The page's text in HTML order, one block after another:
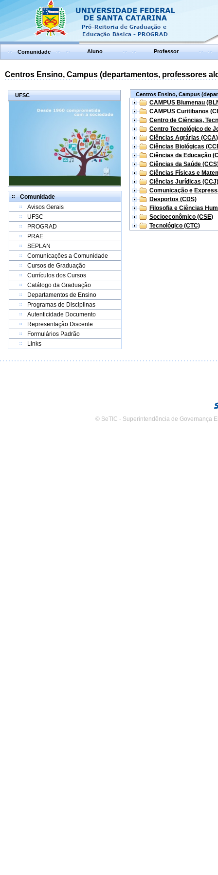
Comunidade Aluno Professor
Centros Ensino, Campus (departamentos, professores
UFSC
Comunidade
Avisos Gerais
UFSC
PROGRAD
PRAE
SEPLAN
Comunicações a Comunidade
Cursos de Graduação
Currículos dos Cursos
Catálogo da Graduação
Departamentos de Ensino
Programas de Disciplinas
Autenticidade Documento
Representação Discente
Formulários Padrão
Links
Centros Ensino, Campus
CAMPUS Blumenau
CAMPUS Curitibanos
Centro de Ciências,
Centro Tecnológico de
Ciências Agrárias (CCA)
Ciências Biológicas
Ciências da Educação
Ciências da Saúde
Ciências Físicas e
Ciências Jurídicas (CCJ)
Comunicação e
Desportos (CDS)
Filosofia e Ciências
Socioeconômico (CSE)
Tecnológico (CTC)
© SeTIC - Superintendência de Governança